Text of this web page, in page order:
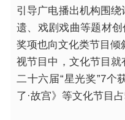
引导广电播出机构围
遗、戏剧戏曲等题材
奖项也向文化类节目倾
视节目中，文化节目
二十六届“星光奖”7个
了·故宫》等文化节目占